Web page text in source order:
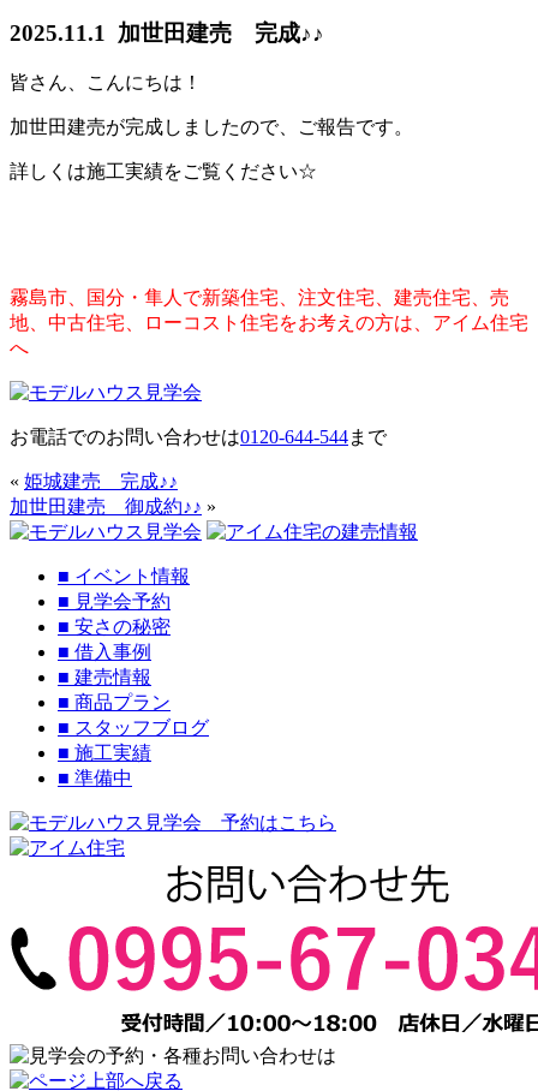
2025.11.1 加世田建売 完成♪♪
皆さん、こんにちは！
加世田建売が完成しましたので、ご報告です。
詳しくは施工実績をご覧ください☆
霧島市、国分・隼人で新築住宅、注文住宅、建売住宅、売
地、中古住宅、ローコスト住宅をお考えの方は、アイム住宅
へ
お電話でのお問い合わせは0120-644-544まで
« 姫城建売 完成♪♪
加世田建売 御成約♪♪ »
■ イベント情報
■ 見学会予約
■ 安さの秘密
■ 借入事例
■ 建売情報
■ 商品プラン
■ スタッフブログ
■ 施工実績
■ 準備中